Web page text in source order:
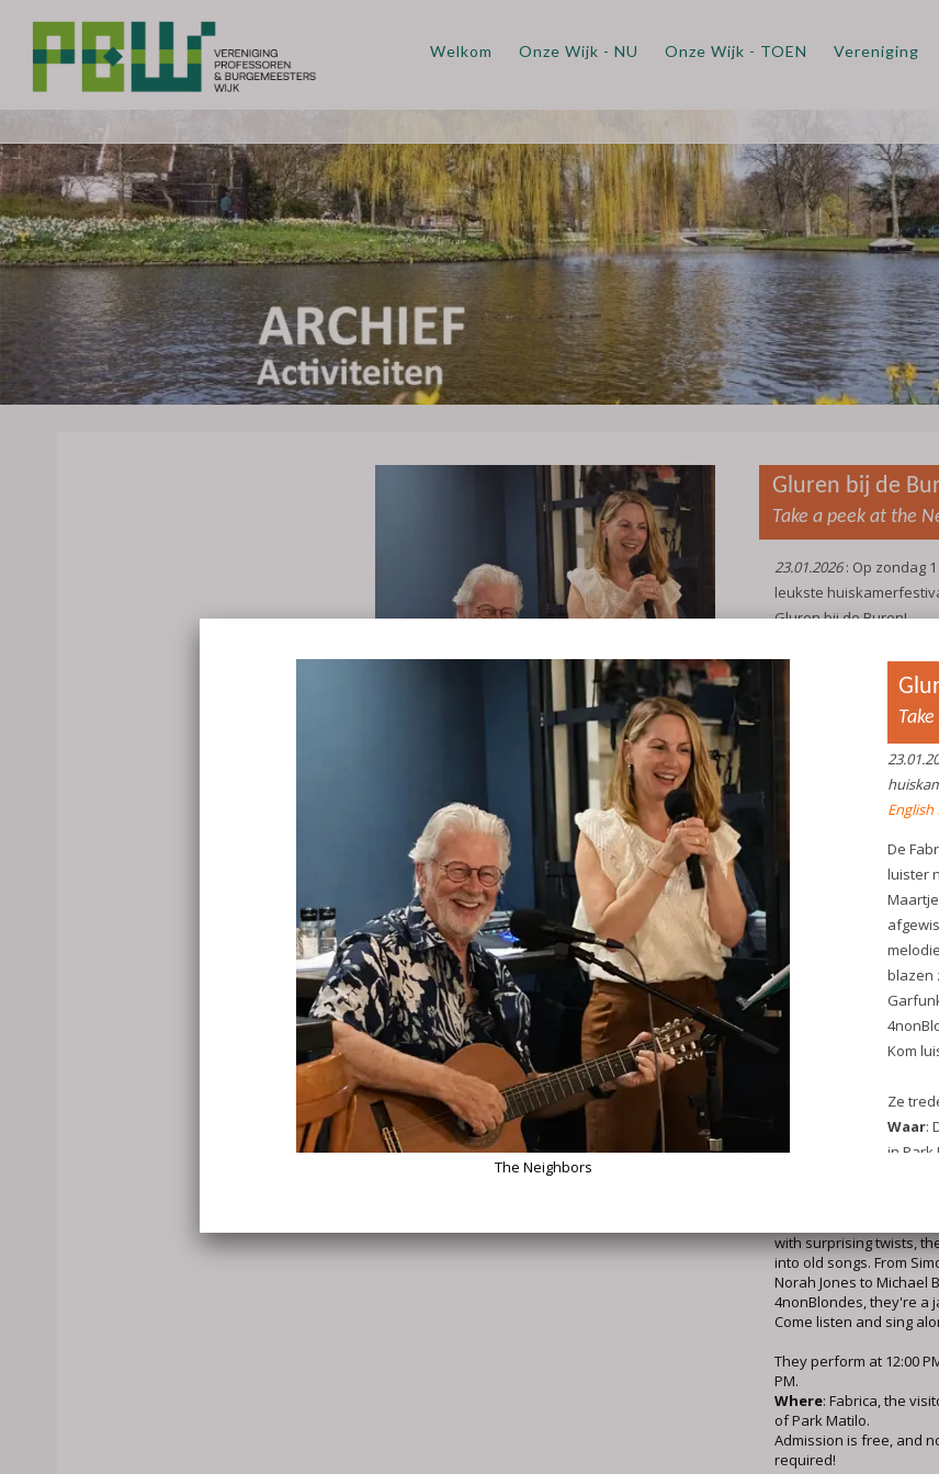
Welkom Onze Wijk - NU Onze Wijk - TOEN Vereniging
Gluren bij de
Take a peek at the
23.01.2026: Op zondag
leukste
Gluren bij de Buren!
De Fabrica in Park
en luister naar de
Bart en Maartje zingen
luisterliedjes
meezingers. Gevoelig,
meerstemmig en met
blazen ze oude
Simon & Garfunkel en
vele markten thuis.
Kom luisteren en
Ze treden op om 12.00,
: De Fabrica, het
midden in Park Matilo.
Toegang is gratis en je
melden!
best living room
Fabrica in Park Matilo is
with surprising twists,
into old songs. From
Norah Jones to Michael
4nonBlondes, they're a
Come listen and sing
They perform at 12:00
PM.
Where: Fabrica, the
of Park Matilo.
Admission is free, and
required!